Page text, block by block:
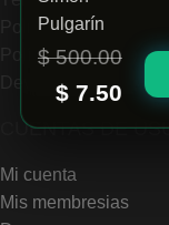
Politica de privacidad
Políticas de envío
Devolución de
CUENTAS DE
Mi cuenta
Mis membresias
$500.00
$7.50